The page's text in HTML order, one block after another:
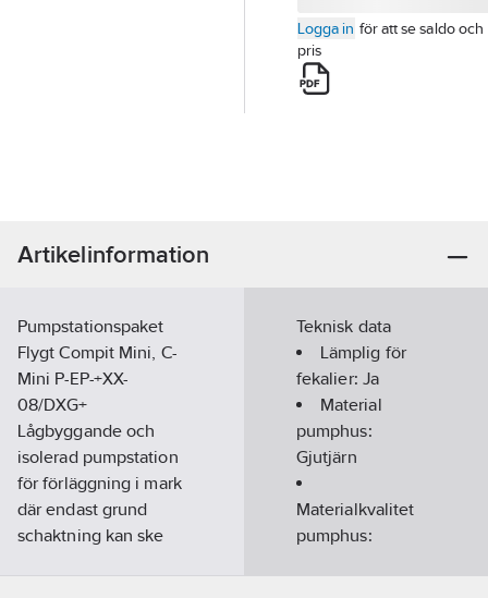
Logga in för att se saldo och
pris
Artikelinformation
Pumpstationspaket
Flygt Compit Mini, C-
Mini P-EP-+XX-
08/DXG+
Lågbyggande och
isolerad pumpstation
för förläggning i mark
där endast grund
schaktning kan ske
Teknisk data
Lämplig för
fekalier: Ja
Material
pumphus:
Gjutjärn
Materialkvalitet
pumphus: